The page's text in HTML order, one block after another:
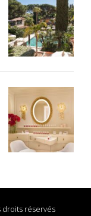
droits réservés